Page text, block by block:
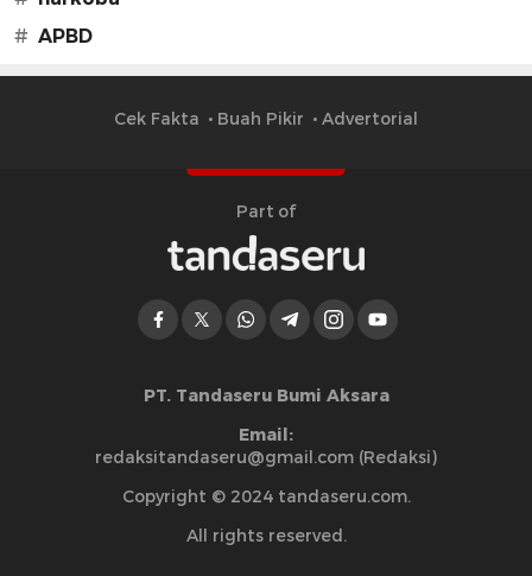
# APBD
Cek Fakta Buah Pikir Advertorial
Part of
PT. Tandaseru Bumi Aksara
Email:
redaksitandaseru@gmail.com (Redaksi)
Copyright © 2024 tandaseru.com.
All rights reserved.